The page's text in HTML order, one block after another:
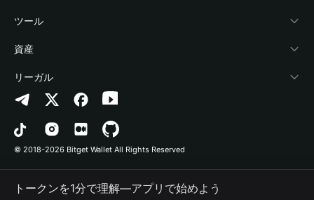
暗号資産ニュース
Help Center
お問い合わせ
ブランドリソース
キャリア
Payfi Crypto
Crypto Swap API
Altcoin Season Index
Prediction Markets
DApp
RWA
ウォレットを接続
Bitget Wallet Pay
プロジェクトを掲載
保護基金
セキュリティ技術
ツール
暗号資産を購入
認証検出
コントラクト検出
一括送金
資産
Arbitrum
Avalanche
Bitcoin
Polygon
リーガル
プライバシーポリシー
利用規約
© 2018-2026 Bitget Wallet All Rights Reserved
トークンを1分で理解―アプリで始めよう